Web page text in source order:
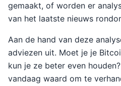
gemaakt, of worden er
van het laatste nieuws
Aan de hand van deze
adviezen uit. Moet je je
kun je ze beter even
vandaag waard om te